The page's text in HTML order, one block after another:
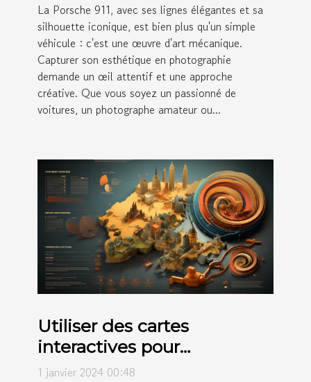
La Porsche 911, avec ses lignes élégantes et sa
silhouette iconique, est bien plus qu'un simple
véhicule : c'est une œuvre d'art mécanique.
Capturer son esthétique en photographie
demande un œil attentif et une approche
créative. Que vous soyez un passionné de
voitures, un photographe amateur ou...
Utiliser des cartes
interactives pour
l'éducation géographique
1 janvier 2024 00:48